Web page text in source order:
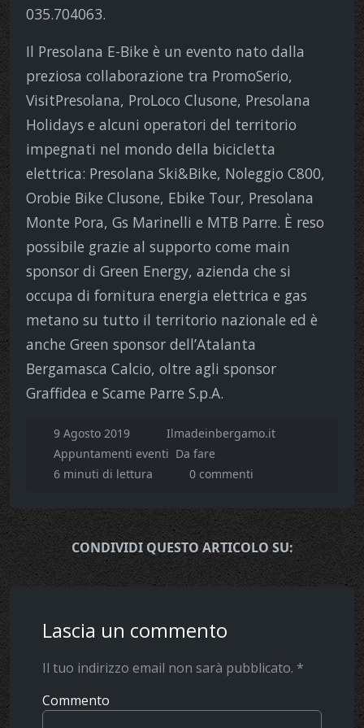
035.704063.
Il Presolana E-Bike è un evento nato dalla
preziosa collaborazione tra PromoSerio,
VisitPresolana, ProLoco Clusone, Presolana
Holidays e alcuni operatori del territorio
impegnati nel mondo della bicicletta
elettrica: Presolana Ski&Bike, Noleggio C800,
Orobie Bike Clusone, Ebike Tour, Presolana
Monte Pora, Gs Marinelli e MTB Parre. È reso
possibile grazie al supporto come main
sponsor di Green Energy, azienda che si
occupa di fornitura energia elettrica e gas
metano su tutto il territorio nazionale ed è
anche Green sponsor dell’Atalanta
Bergamasca Calcio, oltre agli sponsor
Graffidea e Scame Parre S.p.A.
9 Agosto 2019
Ilmadeinbergamo.it
Appuntamenti eventi Da fare
6 minuti di lettura
0 commenti
CONDIVIDI QUESTO ARTICOLO SU:
Lascia un commento
Il tuo indirizzo email non sarà pubblicato. *
Commento